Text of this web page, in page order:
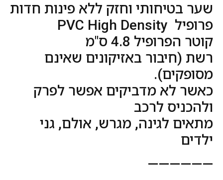
שער בטיחותי וחזק ללא פינות חדות
פרופיל PVC High Density
קוטר הפרופיל 4.8 ס"מ
רשת (חיבור באזיקונים שאינם
מסופקים).
כאשר לא מדביקים אפשר לפרק
ולהכניס לרכב
מתאים לגינה, מגרש, אולם, גני
ילדים
——————